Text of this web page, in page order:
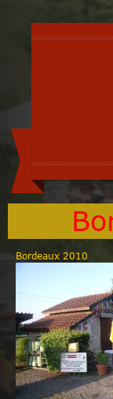
Bordeaux 2010